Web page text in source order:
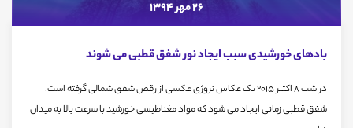
26 مهر 1394
بادهای خورشیدی سبب ایجاد نور شفق قطبی می شوند
در شب 8 اکتبر 2015 یک عکاس نروژی عکسی از رقص شفق شمالی گرفته است.
شفق قطبی زمانی ایجاد می شود که مواد مغناطیسی خورشید با سرعت بالا به میدان